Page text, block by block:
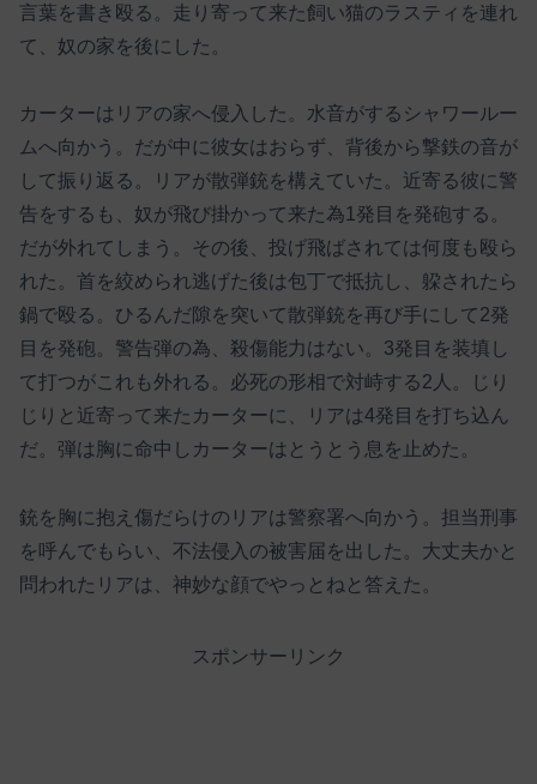
言葉を書き殴る。走り寄って来た飼い猫のラスティを連れ
て、奴の家を後にした。
カーターはリアの家へ侵入した。水音がするシャワールー
ムへ向かう。だが中に彼女はおらず、背後から撃鉄の音が
して振り返る。リアが散弾銃を構えていた。近寄る彼に警
告をするも、奴が飛び掛かって来た為1発目を発砲する。
だが外れてしまう。その後、投げ飛ばされては何度も殴ら
れた。首を絞められ逃げた後は包丁で抵抗し、躱されたら
鍋で殴る。ひるんだ隙を突いて散弾銃を再び手にして2発
目を発砲。警告弾の為、殺傷能力はない。3発目を装填し
て打つがこれも外れる。必死の形相で対峙する2人。じり
じりと近寄って来たカーターに、リアは4発目を打ち込ん
だ。弾は胸に命中しカーターはとうとう息を止めた。
銃を胸に抱え傷だらけのリアは警察署へ向かう。担当刑事
を呼んでもらい、不法侵入の被害届を出した。大丈夫かと
問われたリアは、神妙な顔でやっとねと答えた。
スポンサーリンク